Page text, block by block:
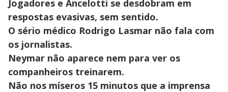
Jogadores e Ancelotti se desdobram em
respostas evasivas, sem sentido.
O sério médico Rodrigo Lasmar não fala com
os jornalistas.
Neymar não aparece nem para ver os
companheiros treinarem.
Não nos míseros 15 minutos que a imprensa